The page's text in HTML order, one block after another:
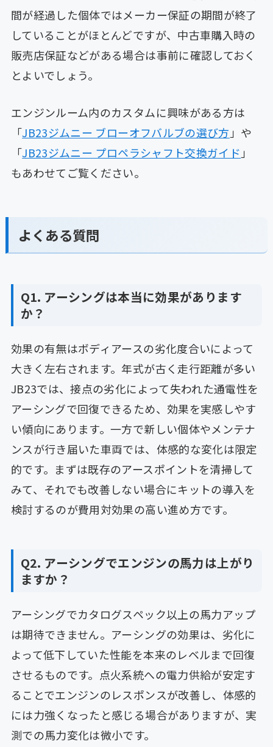
間が経過した個体ではメーカー保証の期間が終了
していることがほとんどですが、中古車購入時の
販売店保証などがある場合は事前に確認しておく
とよいでしょう。
エンジンルーム内のカスタムに興味がある方は
「JB23ジムニー ブローオフバルブの選び方」や
「JB23ジムニー プロペラシャフト交換ガイド」
もあわせてご覧ください。
よくある質問
Q1. アーシングは本当に効果があります
か？
効果の有無はボディアースの劣化度合いによって
大きく左右されます。年式が古く走行距離が多い
JB23では、接点の劣化によって失われた通電性を
アーシングで回復できるため、効果を実感しやす
い傾向にあります。一方で新しい個体やメンテナ
ンスが行き届いた車両では、体感的な変化は限定
的です。まずは既存のアースポイントを清掃して
みて、それでも改善しない場合にキットの導入を
検討するのが費用対効果の高い進め方です。
Q2. アーシングでエンジンの馬力は上がり
ますか？
アーシングでカタログスペック以上の馬力アップ
は期待できません。アーシングの効果は、劣化に
よって低下していた性能を本来のレベルまで回復
させるものです。点火系統への電力供給が安定す
ることでエンジンのレスポンスが改善し、体感的
には力強くなったと感じる場合がありますが、実
測での馬力変化は微小です。